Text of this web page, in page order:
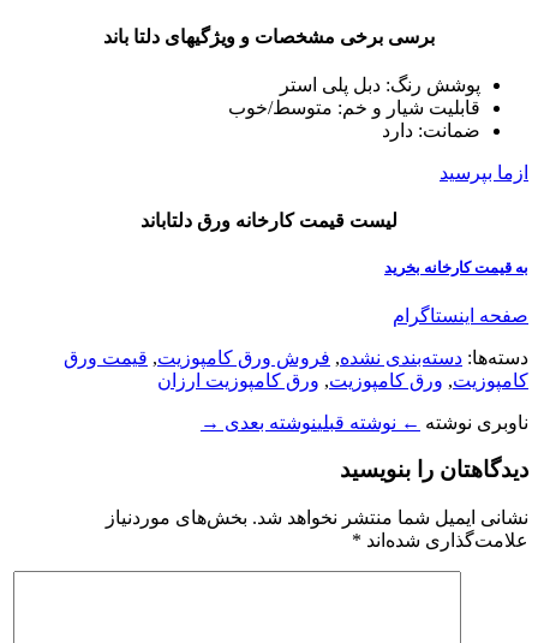
برسی برخی مشخصات و ویژگیهای دلتا باند
پوشش رنگ: دبل پلی استر
قابلیت شیار و خم: متوسط/خوب
ضمانت: دارد
ازما بپرسید
لیست قیمت کارخانه ورق دلتاباند
به قیمت کارخانه بخرید
صفحه اینستاگرام
دسته‌ها: دسته‌بندی نشده, فروش ورق کامپوزیت, قیمت ورق
کامپوزیت, ورق کامپوزیت, ورق کامپوزیت ارزان
ناوبری نوشته ← نوشته قبلینوشته بعدی →
دیدگاهتان را بنویسید
نشانی ایمیل شما منتشر نخواهد شد. بخش‌های موردنیاز
علامت‌گذاری شده‌اند *